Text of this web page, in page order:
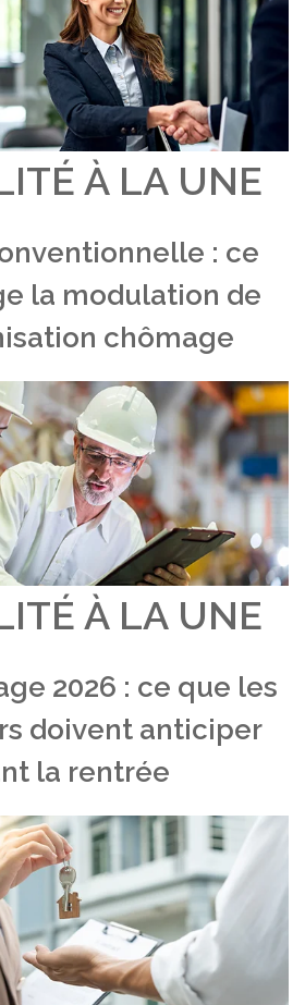
À LA UNE
: ce
la modulation de
chômage
À LA UNE
2026 : ce que les
doivent anticiper
la rentrée